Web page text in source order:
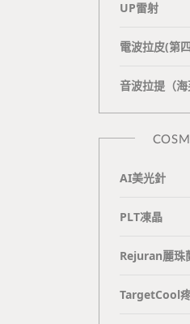
UP雷射
電波拉皮(第
⾳波拉提（海
AI美光針
PLT凍晶
Rejuran麗珠
TargetCool